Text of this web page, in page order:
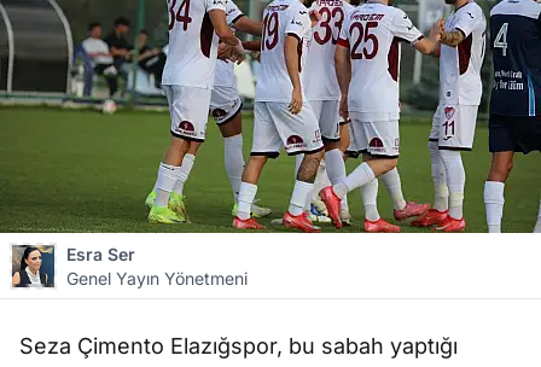
Esra Ser
Genel Yayın Yönetmeni
Seza Çimento Elazığspor, bu sabah yaptığı